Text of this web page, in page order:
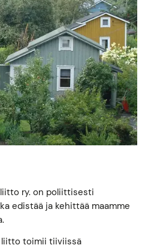
ry. on poliittisesti
edistää ja kehittää maamme
liitto toimii tiiviissä